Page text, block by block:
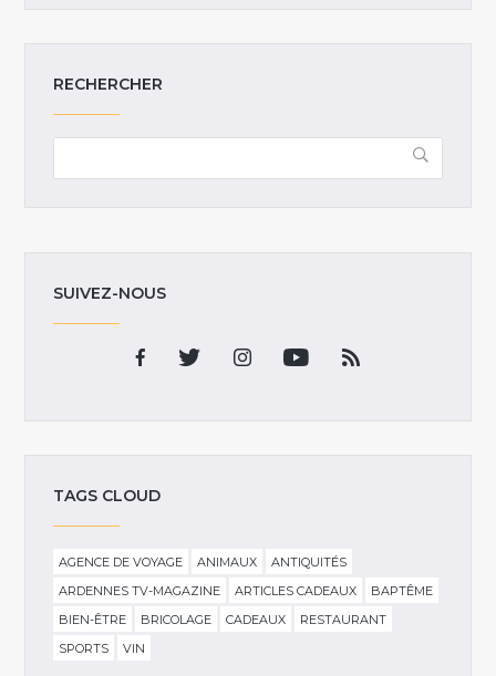
RECHERCHER
SUIVEZ-NOUS
TAGS CLOUD
AGENCE DE VOYAGE ANIMAUX
ANTIQUITÉS
ARDENNES TV-MAGAZINE
ARTICLES CADEAUX
BAPTÊME
BIEN-ÊTRE
BRICOLAGE CADEAUX
RESTAURANT
SPORTS
VIN